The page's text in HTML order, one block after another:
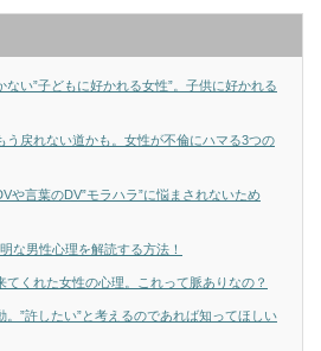
い”子どもに好かれる女性”。子供に好かれる
う戻れない道かも。女性が不倫にハマる3つの
や言葉のDV”モラハラ”に悩まされないため
な男性心理を解読する方法！
てくれた女性の心理。これって脈ありなの？
”許したい”と考えるのであれば知ってほしい